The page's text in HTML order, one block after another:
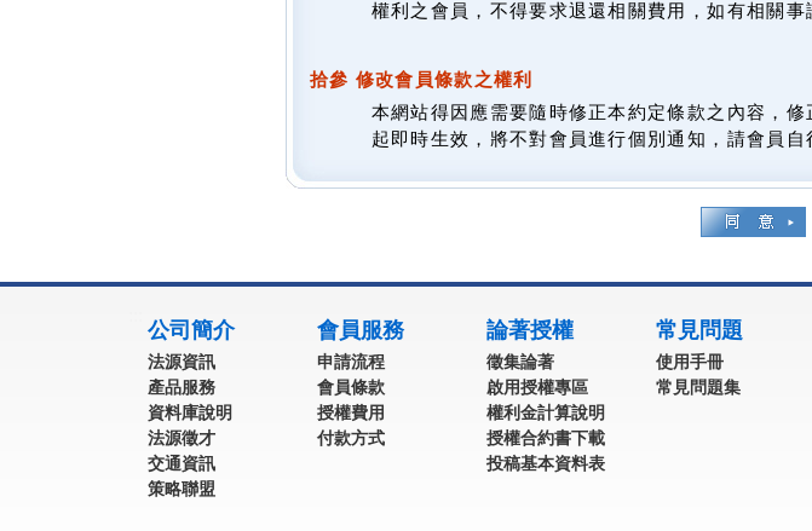
權利之會員，不得要求退還相關費用，如有相關
拾參 修改會員條款之權利
本網站得因應需要隨時修正本約定條款之內容，
起即時生效，將不對會員進行個別通知，請會員自
公司簡介
法源資訊
產品服務
資料庫說明
法源徵才
交通資訊
策略聯盟
會員服務
申請流程
會員條款
授權費用
付款方式
論著授權
徵集論著
啟用授權專區
權利金計算說明
授權合約書下載
投稿基本資料表
常見問題
使用手冊
常見問題集